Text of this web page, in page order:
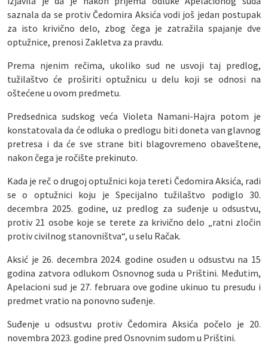
saznala da se protiv Čedomira Aksića vodi još jedan postupak
za isto krivično delo, zbog čega je zatražila spajanje dve
optužnice, prenosi Zakletva za pravdu.
Prema njenim rečima, ukoliko sud ne usvoji taj predlog,
tužilaštvo će proširiti optužnicu u delu koji se odnosi na
oštećene u ovom predmetu.
Predsednica sudskog veća Violeta Namani-Hajra potom je
konstatovala da će odluka o predlogu biti doneta van glavnog
pretresa i da će sve strane biti blagovremeno obaveštene,
nakon čega je ročište prekinuto.
Kada je reč o drugoj optužnici koja tereti Čedomira Aksića, radi
se o optužnici koju je Specijalno tužilaštvo podiglo 30.
decembra 2025. godine, uz predlog za suđenje u odsustvu,
protiv 21 osobe koje se terete za krivično delo „ratni zločin
protiv civilnog stanovništva“, u selu Račak.
Aksić je 26. decembra 2024. godine osuđen u odsustvu na 15
godina zatvora odlukom Osnovnog suda u Prištini. Međutim,
Apelacioni sud je 27. februara ove godine ukinuo tu presudu i
predmet vratio na ponovno suđenje.
Suđenje u odsustvu protiv Čedomira Aksića počelo je 20.
novembra 2023. godine pred Osnovnim sudom u Prištini.